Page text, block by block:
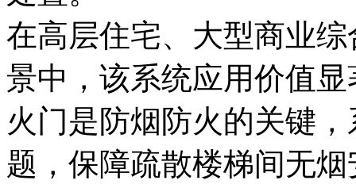
在高层住宅、大型商业
景中，该系统应用价值
火门是防烟防火的关键
题，保障疏散楼梯间无